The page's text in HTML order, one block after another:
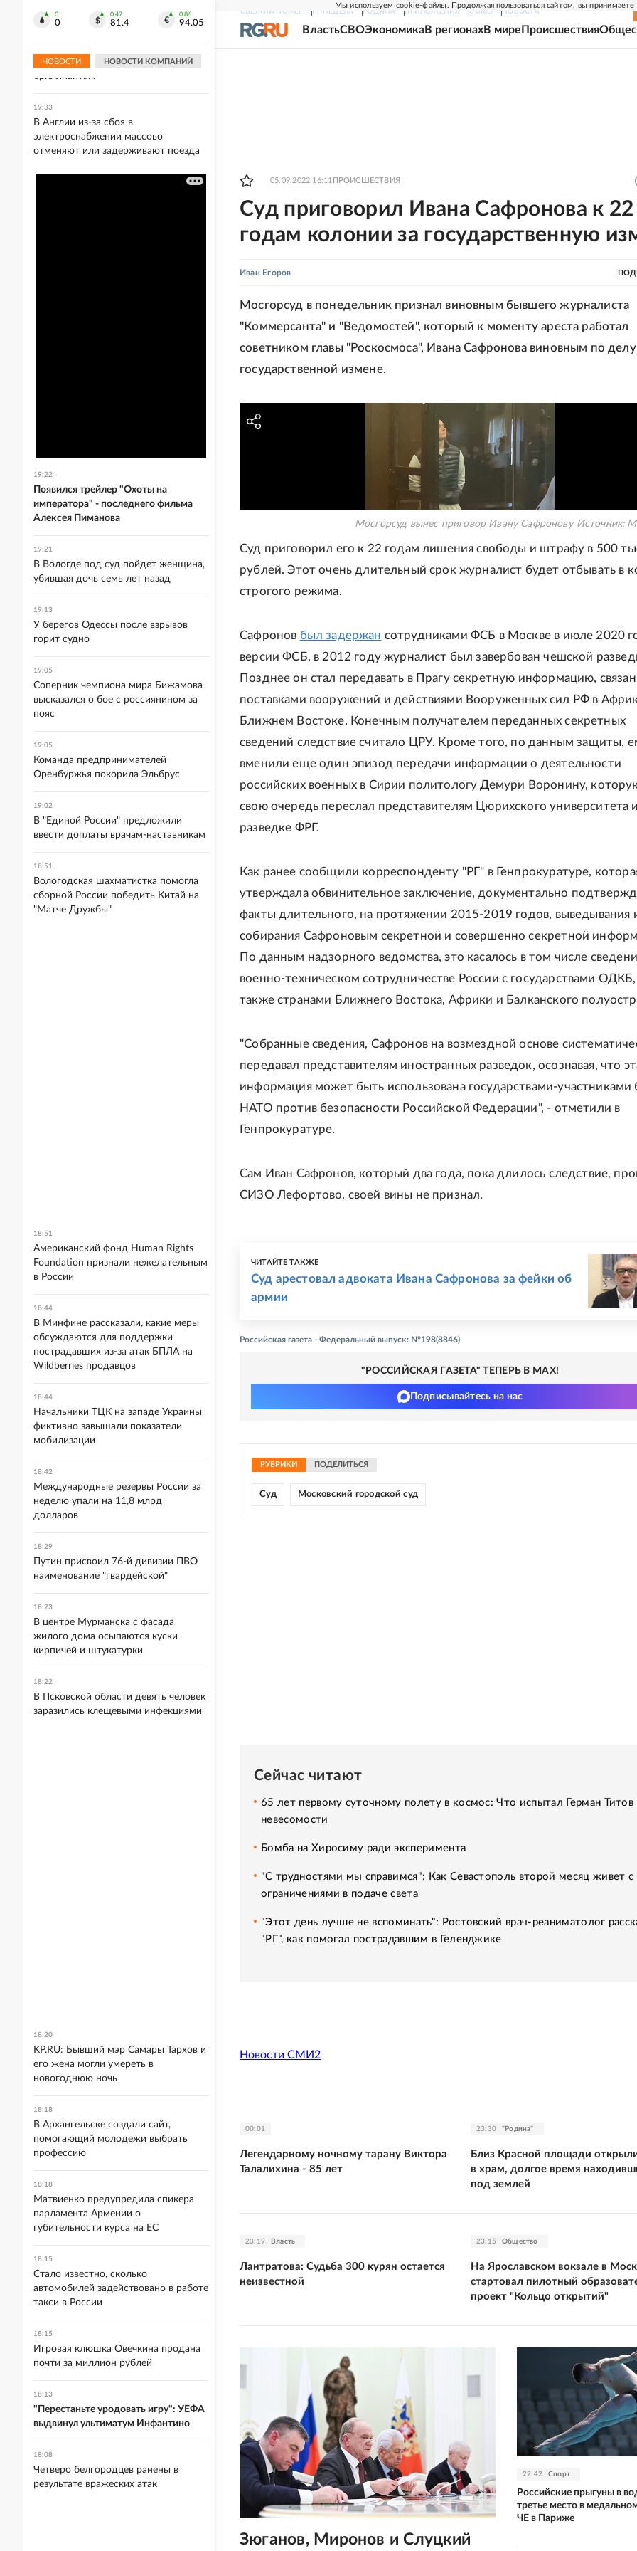
Мы используем cookie-файлы. Продолжая пользоваться сайтом, вы принимаете
СВЕЖИЙ НОМЕР РГ-НЕДЕЛЯ РОДИНА ПРИЛОЖЕНИЯ СОЮЗ НОВОСТИ
ВластьСВОЭкономикаВ регионахВ мире Происшествия
05.09.2022 16:11 ПРОИСШЕСТВИЯ
Суд приговорил Ивана Сафронова к 22
годам колонии за государственную
Иван Егоров
Мосгорсуд в понедельник признал виновным бывшего журналиста
"Коммерсанта" и "Ведомостей", который к моменту ареста работал
советником главы "Роскосмоса", Ивана Сафронова виновным по
государственной измене.
Мосгорсуд вынес приговор Ивану Сафронову Источник:
Суд приговорил его к 22 годам лишения свободы и штрафу в 500
рублей. Этот очень длительный срок журналист будет отбывать в
строгого режима.
Сафронов был задержан сотрудниками ФСБ в Москве в июле 2020
версии ФСБ, в 2012 году журналист был завербован чешской
Позднее он стал передавать в Прагу секретную информацию,
поставками вооружений и действиями Вооруженных сил РФ в
Ближнем Востоке. Конечным получателем переданных секретных
сведений следствие считало ЦРУ. Кроме того, по данным защиты,
вменили еще один эпизод передачи информации о деятельности
российских военных в Сирии политологу Демури Воронину,
свою очередь переслал представителям Цюрихского университета
разведке ФРГ.
Как ранее сообщили корреспонденту "РГ" в Генпрокуратуре,
утверждала обвинительное заключение, документально
факты длительного, на протяжении 2015-2019 годов, выведывания
собирания Сафроновым секретной и совершенно секретной
По данным надзорного ведомства, это касалось в том числе
военно-техническом сотрудничестве России с государствами ОДКБ,
также странами Ближнего Востока, Африки и Балканского
"Собранные сведения, Сафронов на возмездной основе
передавал представителям иностранных разведок, осознавая, что
информация может быть использована государствами-участниками
НАТО против безопасности Российской Федерации", - отметили в
Генпрокуратуре.
Сам Иван Сафронов, который два года, пока длилось следствие,
СИЗО Лефортово, своей вины не признал.
ЧИТАЙТЕ ТАКЖЕ
Суд арестовал адвоката Ивана Сафронова за фейки об
армии
Российская газета - Федеральный выпуск: №198(8846)
"РОССИЙСКАЯ ГАЗЕТА" ТЕПЕРЬ В MAX!
Подписывайтесь на нас
РУБРИКИ ПОДЕЛИТЬСЯ
Суд Московский городской суд
Сейчас читают
65 лет первому суточному полету в космос: Что испытал Герман Титов
невесомости
Бомба на Хиросиму ради эксперимента
"С трудностями мы справимся": Как Севастополь второй месяц живет с
ограничениями в подаче света
"Этот день лучше не вспоминать": Ростовский врач-реаниматолог
"РГ", как помогал пострадавшим в Геленджике
Новости СМИ2
00:01
Легендарному ночному тарану Виктора
Талалихина - 85 лет
23:30 "Родина"
Близ Красной площади
в храм, долгое время
под землей
23:19 Власть
Лантратова: Судьба 300 курян остается
неизвестной
23:15 Общество
На Ярославском вокзале в
стартовал пилотный
проект "Кольцо открытий"
Зюганов, Миронов и Слуцкий
22:42 Спорт
Российские прыгуны в
третье место в
ЧЕ в Париже
0
0
0.47
81.4
0.86
94.05
НОВОСТИ НОВОСТИ КОМПАНИЙ
инвестиционным и цветным
бриллиантам
19:33
В Англии из-за сбоя в
электроснабжении массово
отменяют или задерживают поезда
19:22
Появился трейлер "Охоты на
императора" - последнего фильма
Алексея Пиманова
19:21
В Вологде под суд пойдет женщина,
убившая дочь семь лет назад
19:13
У берегов Одессы после взрывов
горит судно
19:05
Соперник чемпиона мира Бижамова
высказался о бое с россиянином за
пояс
19:05
Команда предпринимателей
Оренбуржья покорила Эльбрус
19:02
В "Единой России" предложили
ввести доплаты врачам-наставникам
18:51
Вологодская шахматистка помогла
сборной России победить Китай на
"Матче Дружбы"
18:51
Американский фонд Human Rights
Foundation признали нежелательным
в России
18:44
В Минфине рассказали, какие меры
обсуждаются для поддержки
пострадавших из-за атак БПЛА на
Wildberries продавцов
18:44
Начальники ТЦК на западе Украины
фиктивно завышали показатели
мобилизации
18:42
Международные резервы России за
неделю упали на 11,8 млрд
долларов
18:29
Путин присвоил 76-й дивизии ПВО
наименование "гвардейской"
18:23
В центре Мурманска с фасада
жилого дома осыпаются куски
кирпичей и штукатурки
18:22
В Псковской области девять человек
заразились клещевыми инфекциями
18:20
KP.RU: Бывший мэр Самары Тархов и
его жена могли умереть в
новогоднюю ночь
18:18
В Архангельске создали сайт,
помогающий молодежи выбрать
профессию
18:18
Матвиенко предупредила спикера
парламента Армении о
губительности курса на ЕС
18:15
Стало известно, сколько
автомобилей задействовано в работе
такси в России
18:15
Игровая клюшка Овечкина продана
почти за миллион рублей
18:13
"Перестаньте уродовать игру": УЕФА
выдвинул ультиматум Инфантино
18:08
Четверо белгородцев ранены в
результате вражеских атак